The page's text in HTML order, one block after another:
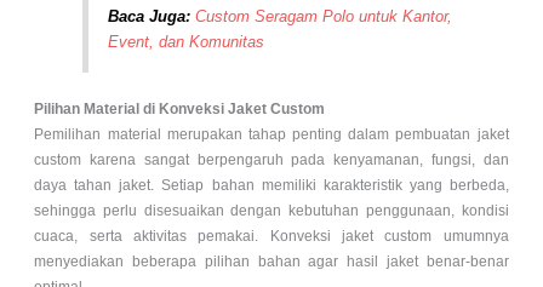
Baca Juga: Custom Seragam Polo untuk Kantor,
Event, dan Komunitas
Pilihan Material di Konveksi Jaket Custom
Pemilihan material merupakan tahap penting dalam pembuatan jaket
custom karena sangat berpengaruh pada kenyamanan, fungsi, dan
daya tahan jaket. Setiap bahan memiliki karakteristik yang berbeda,
sehingga perlu disesuaikan dengan kebutuhan penggunaan, kondisi
cuaca, serta aktivitas pemakai. Konveksi jaket custom umumnya
menyediakan beberapa pilihan bahan agar hasil jaket benar-benar